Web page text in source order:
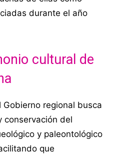
durante el año
cultural de
regional busca
conservación del
y paleontológico
que